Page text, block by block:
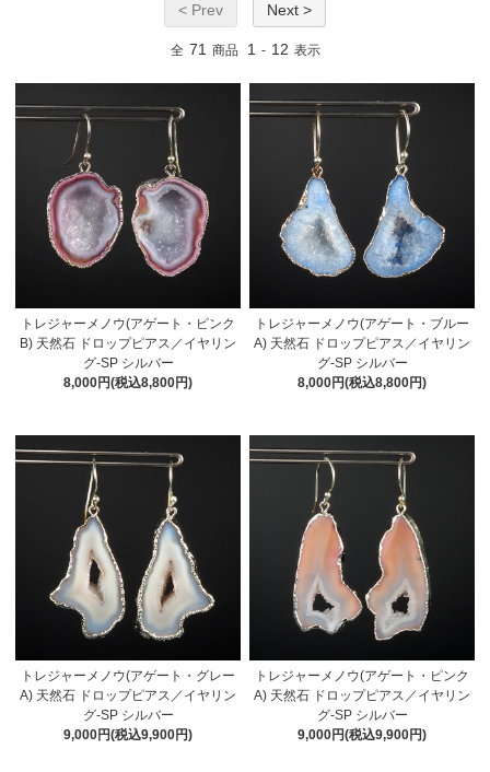
< Prev Next >
全 71 商品 1 - 12 表示
トレジャーメノウ(アゲート・ピンク
B) 天然石 ドロップピアス／イヤリン
グ-SP シルバー
8,000円(税込8,800円)
トレジャーメノウ(アゲート・ブルー
A) 天然石 ドロップピアス／イヤリン
グ-SP シルバー
8,000円(税込8,800円)
トレジャーメノウ(アゲート・グレー
A) 天然石 ドロップピアス／イヤリン
グ-SP シルバー
9,000円(税込9,900円)
トレジャーメノウ(アゲート・ピンク
A) 天然石 ドロップピアス／イヤリン
グ-SP シルバー
9,000円(税込9,900円)